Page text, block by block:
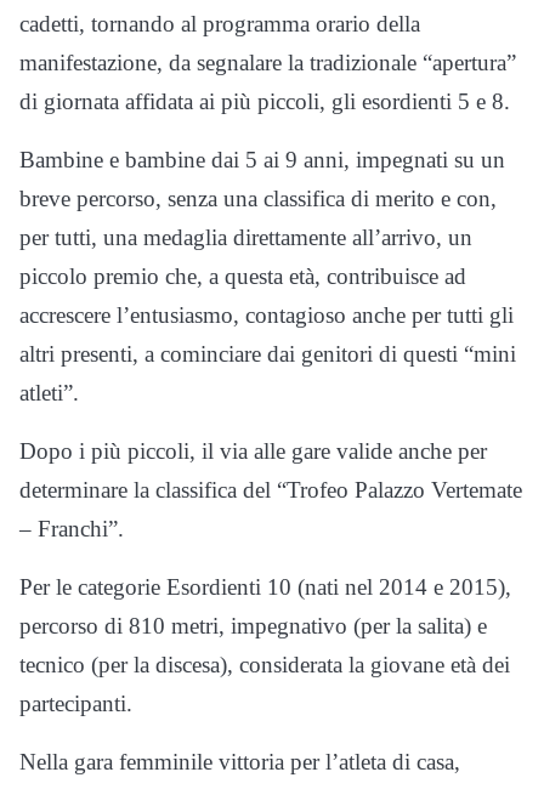
cadetti, tornando al programma orario della
manifestazione, da segnalare la tradizionale “apertura”
di giornata affidata ai più piccoli, gli esordienti 5 e 8.
Bambine e bambine dai 5 ai 9 anni, impegnati su un
breve percorso, senza una classifica di merito e con,
per tutti, una medaglia direttamente all’arrivo, un
piccolo premio che, a questa età, contribuisce ad
accrescere l’entusiasmo, contagioso anche per tutti gli
altri presenti, a cominciare dai genitori di questi “mini
atleti”.
Dopo i più piccoli, il via alle gare valide anche per
determinare la classifica del “Trofeo Palazzo Vertemate
– Franchi”.
Per le categorie Esordienti 10 (nati nel 2014 e 2015),
percorso di 810 metri, impegnativo (per la salita) e
tecnico (per la discesa), considerata la giovane età dei
partecipanti.
Nella gara femminile vittoria per l’atleta di casa,